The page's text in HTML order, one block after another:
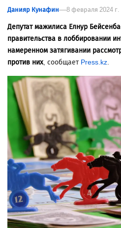
Данияр Кунафин 8 февраля 2024 г.
Депутат мажилиса Елнур
правительства в лоббировании
намеренном затягивании
против них, сообщает Press.kz.